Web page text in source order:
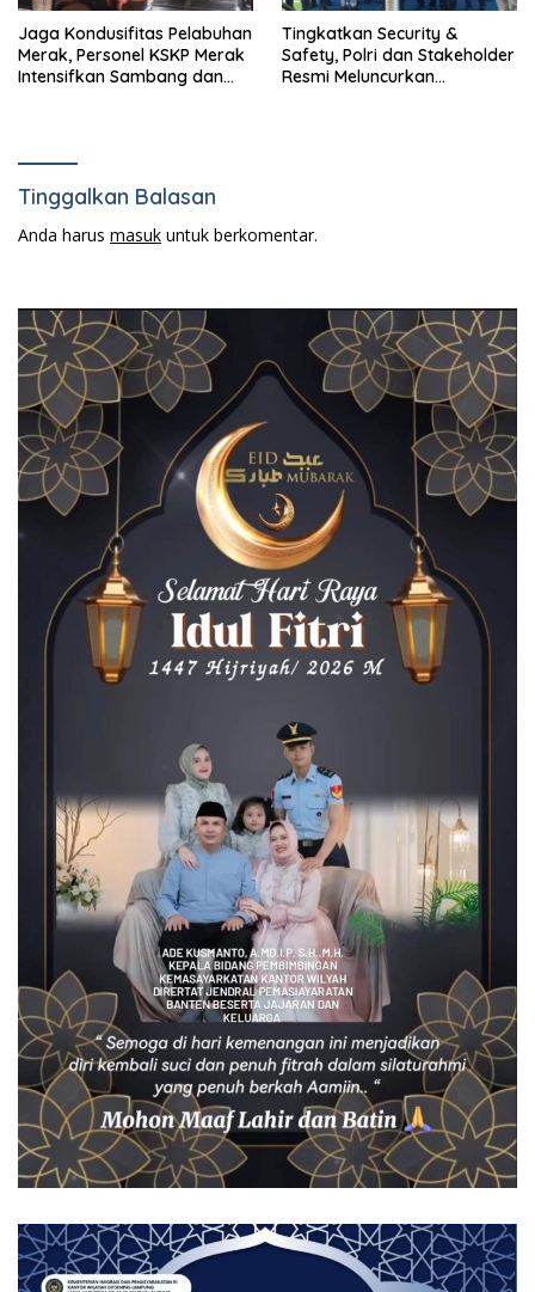
Jaga Kondusifitas Pelabuhan
Merak, Personel KSKP Merak
Intensifkan Sambang dan
Tingkatkan Security &
Safety, Polri dan Stakeholder
Resmi Meluncurkan
Tinggalkan Balasan
Anda harus masuk untuk berkomentar.